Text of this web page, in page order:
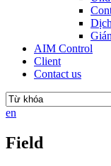
AIM Control
Client
Contact us
en
Field